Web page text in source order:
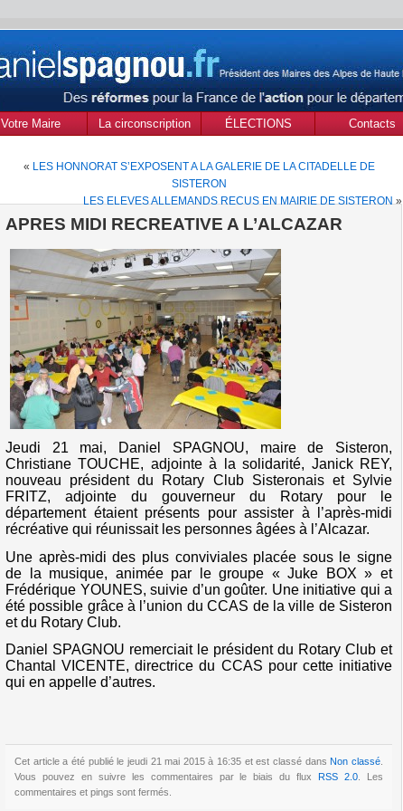
Votre Maire
La circonscription
Provence
ÉLECTIONS
2020
Contacts
« LES HONNORAT S’EXPOSENT A LA GALERIE DE LA CITADELLE DE
SISTERON
LES ELEVES ALLEMANDS RECUS EN MAIRIE DE SISTERON»
APRES MIDI RECREATIVE A L’ALCAZAR
Jeudi 21 mai, Daniel SPAGNOU, maire de Sisteron,
Christiane TOUCHE, adjointe à la solidarité, Janick REY,
nouveau président du Rotary Club Sisteronais et Sylvie
FRITZ, adjointe du gouverneur du Rotary pour le
département étaient présents pour assister à l’après-midi
récréative qui réunissait les personnes âgées à l’Alcazar.
Une après-midi des plus conviviales placée sous le signe
de la musique, animée par le groupe « Juke BOX » et
Frédérique YOUNES, suivie d’un goûter. Une initiative qui a
été possible grâce à l’union du CCAS de la ville de Sisteron
et du Rotary Club.
Daniel SPAGNOU remerciait le président du Rotary Club et
Chantal VICENTE, directrice du CCAS pour cette initiative
qui en appelle d’autres.
Cet article a été publié le jeudi 21 mai 2015 à 16:35 et est classé dansNon classé
Vous pouvez en suivre les commentaires par le biais du fluxRSS 2.0 . Les
commentaires et pings sont fermés.